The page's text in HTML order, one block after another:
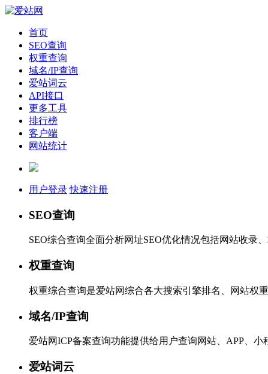
首页
SEO查询
权重查询
域名/IP查询
爱站词云
API接口
更多工具
排行榜
客户端
网站统计
用户登录 快速注册
SEO查询
SEO综合查询全面分析网址SEO优化情况包括网站收录
权重查询
权重综合查询是爱站网综合各大搜索引擎排名、网站权
域名/IP查询
爱站网ICP备案查询功能提供给用户查询网站、APP、
爱站词云